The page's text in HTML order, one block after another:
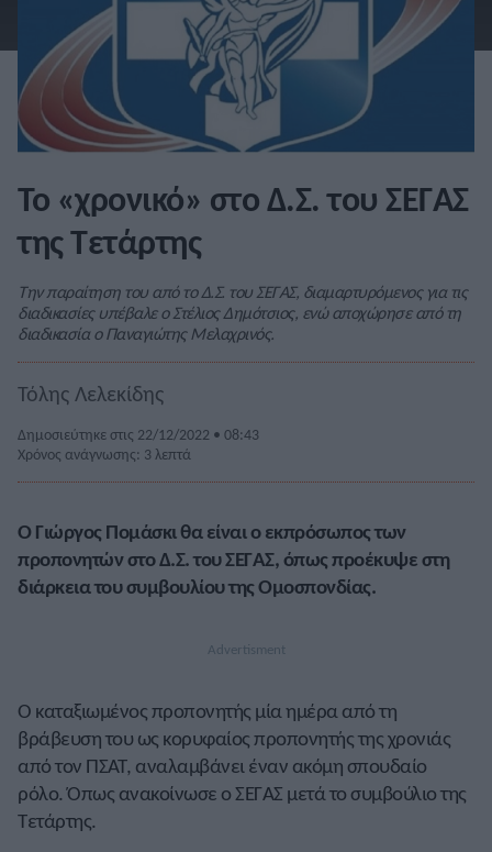
Το «χρονικό» στο Δ.Σ. του ΣΕΓΑΣ
της Τετάρτης
Την παραίτηση του από το Δ.Σ. του ΣΕΓΑΣ, διαμαρτυρόμενος για τις
διαδικασίες υπέβαλε ο Στέλιος Δημότσιος, ενώ αποχώρησε από τη
διαδικασία ο Παναγιώτης Μελαχρινός.
Τόλης Λελεκίδης
Δημοσιεύτηκε στις 22/12/2022 • 08:43
Χρόνος ανάγνωσης: 3 λεπτά
Ο Γιώργος Πομάσκι θα είναι ο εκπρόσωπος των
προπονητών στο Δ.Σ. του ΣΕΓΑΣ, όπως προέκυψε στη
διάρκεια του συμβουλίου της Ομοσπονδίας.
Ο καταξιωμένος προπονητής μία ημέρα από τη
βράβευση του ως κορυφαίος προπονητής της χρονιάς
από τον ΠΣΑΤ, αναλαμβάνει έναν ακόμη σπουδαίο
ρόλο. Όπως ανακοίνωσε ο ΣΕΓΑΣ μετά το συμβούλιο της
Τετάρτης.